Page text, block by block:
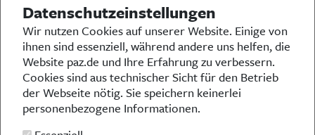
Die Preußische Allgemeine Zeitung (PAZ) ist eine einzigartige Stimme
in der deutschen Medienlandschaft. Woche für Woche berichtet sie
über das aktuelle Zeitgeschehen in Politik, Kultur und Wirtschaft und
bezieht zu den grundlegenden Entwicklungen unserer Gesellschaft
Stellung. In ihrer Arbeit fühlt sich die Redaktion dem traditionellen
preußischen Wertekanon verpflichtet: Das alte Preußen stand und
steht für religiöse und weltanschauliche Toleranz, für Heimatliebe
und Weltoffenheit, für Rechtstaatlichkeit und intellektuelle
Datenschutzeinstellungen
Wir nutzen Cookies auf unserer Website. Einige von
ihnen sind essenziell, während andere uns helfen, die
Website paz.de und Ihre Erfahrung zu verbessern.
Cookies sind aus technischer Sicht für den Betrieb
der Webseite nötig. Sie speichern keinerlei
personenbezogene Informationen.